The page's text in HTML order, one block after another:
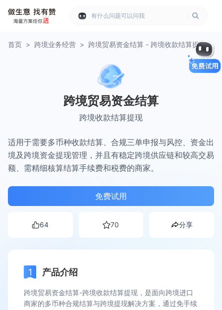
有什么问题可以问我
首页 > 跨境业务经营 > 跨境贸易资金结算 - 跨境收款结算提现
跨境贸易资金结算
跨境收款结算提现
适用于需要多币种收款结算、合规三单申报与风控、资金出
境及跨境资金提现管理，并且有稳定跨境供应链和较高交易
额、需精细核算结算手续费和税费的商家。
免费试用
64 70 分享
产品介绍
跨境贸易资金结算-跨境收款结算提现，是面向跨境进口
商家的多币种合规结算与跨境提现解决方案，通过免手续